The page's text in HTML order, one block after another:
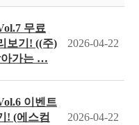
무료
보기! ((주)
아가는 …
2026-04-22
이벤트
! (에스컴
2026-04-22